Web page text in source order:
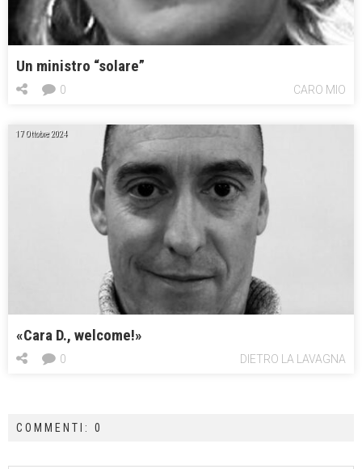
Un ministro “solare”
CARO MIO
0
17 Ottobre 2024
«Cara D., welcome!»
DIETRO LA LAVAGNA
0
COMMENTI: 0